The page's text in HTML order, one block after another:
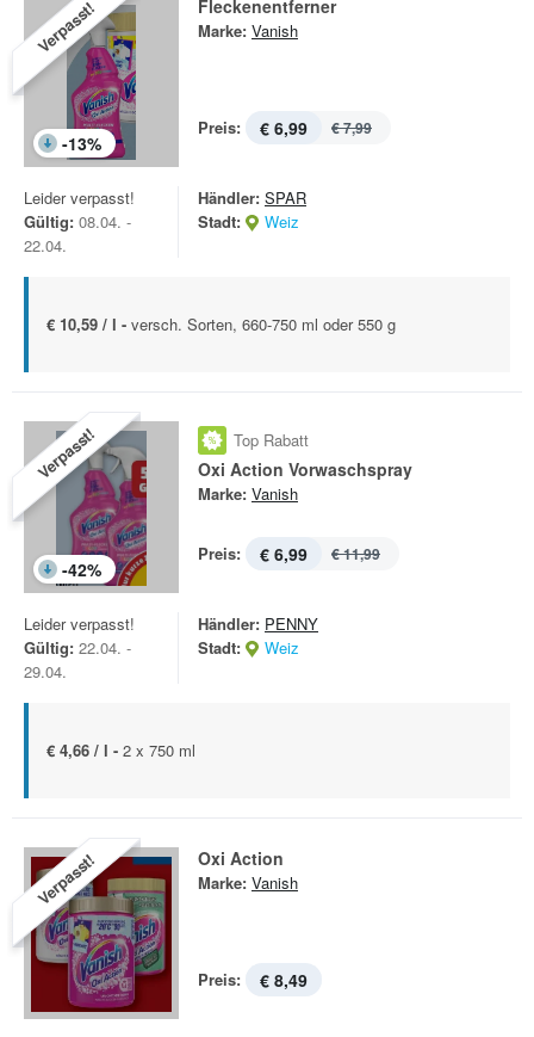
Verpasst!
-13%
Fleckenentferner
Marke: Vanish
Preis: € 6,99 € 7,99
Leider verpasst!
Gültig: 08.04. -
22.04.
Händler: SPAR
Stadt:
Weiz
€ 10,59 / l - versch. Sorten, 660-750 ml oder 550 g
Verpasst!
-42%
Top Rabatt
Oxi Action Vorwaschspray
Marke: Vanish
Preis: € 6,99 € 11,99
Leider verpasst!
Gültig: 22.04. -
29.04.
Händler: PENNY
Stadt:
Weiz
€ 4,66 / l - 2 x 750 ml
Verpasst! Oxi Action
Marke: Vanish
Preis: € 8,49